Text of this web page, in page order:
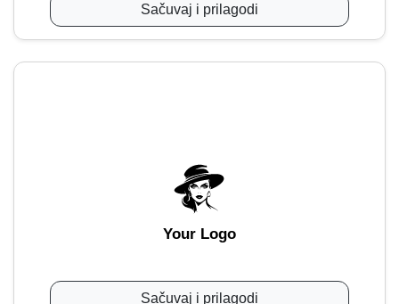
Sačuvaj i prilagodi
Your Logo
Sačuvaj i prilagodi